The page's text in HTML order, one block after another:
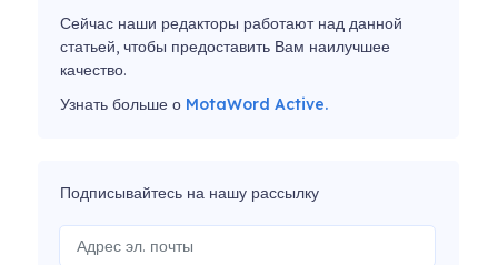
Сейчас наши редакторы работают над данной
статьей, чтобы предоставить Вам наилучшее
качество.
Узнать больше о MotaWord Active.
Подписывайтесь на нашу рассылку